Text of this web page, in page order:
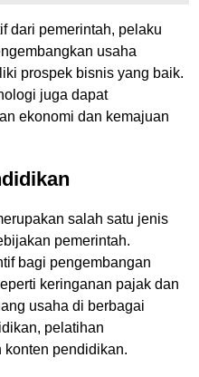
dari pemerintah, pelaku
usaha
prospek bisnis yang baik.
juga dapat
ekonomi dan kemajuan
salah satu jenis
pemerintah.
bagi pengembangan
keringanan pajak dan
usaha di berbagai
pelatihan
konten pendidikan.